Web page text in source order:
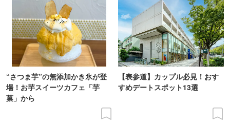
“さつま芋”の無添加かき氷が登
場！お芋スイーツカフェ「芋
菓」から
【表参道】カップル必見！おす
すめデートスポット13選